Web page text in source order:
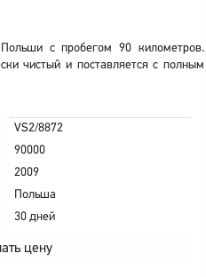
с пробегом 90 километров.
чистый и поставляется с полным
VS2/8872
90000
2009
Польша
30 дней
цену